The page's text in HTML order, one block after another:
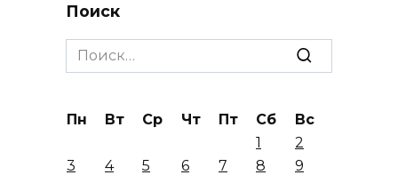
Поиск
Search
for:
Пн Вт Ср Чт Пт Сб
Вс
1
2
3
4 5 6 7 8
9